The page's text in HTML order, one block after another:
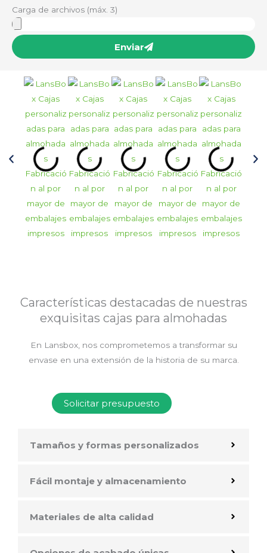
Carga de archivos (máx. 3)
Enviar
Características destacadas de nuestras
exquisitas cajas para almohadas
En Lansbox, nos comprometemos a transformar su
envase en una extensión de la historia de su marca.
Solicitar presupuesto
Tamaños y formas personalizados
Fácil montaje y almacenamiento
Materiales de alta calidad